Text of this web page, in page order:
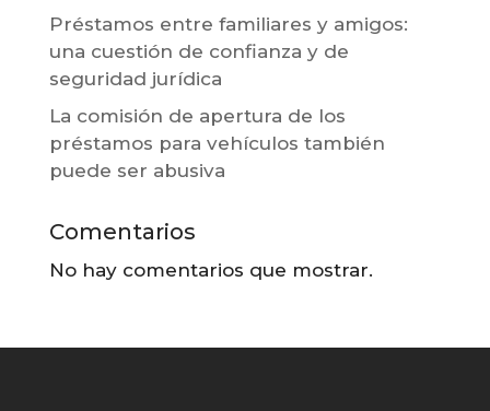
Préstamos entre familiares y amigos:
una cuestión de confianza y de
seguridad jurídica
La comisión de apertura de los
préstamos para vehículos también
puede ser abusiva
Comentarios
No hay comentarios que mostrar.